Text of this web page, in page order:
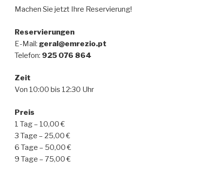
Machen Sie jetzt Ihre Reservierung!
Reservierungen
E-Mail: geral@emrezio.pt
Telefon: 925 076 864
Zeit
Von 10:00 bis 12:30 Uhr
Preis
1 Tag – 10,00 €
3 Tage – 25,00 €
6 Tage – 50,00 €
9 Tage – 75,00 €